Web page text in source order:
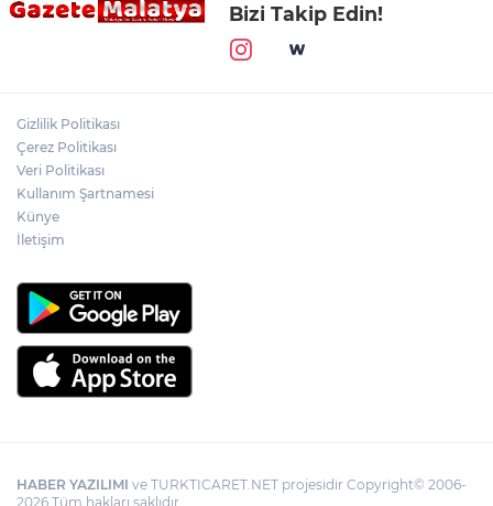
Bizi Takip Edin!
Gizlilik Politikası
Çerez Politikası
Veri Politikası
Kullanım Şartnamesi
Künye
İletişim
HABER YAZILIMI ve TURKTICARET.NET projesidir Copyright© 2006-
2026 Tüm hakları saklıdır.